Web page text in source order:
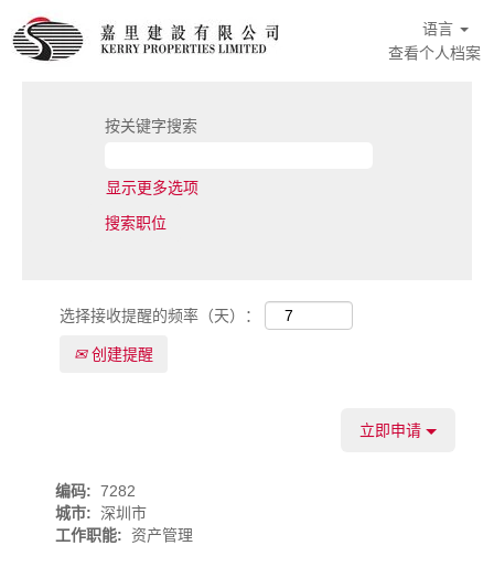
语言
查看个人档案
按关键字搜索
显示更多选项
选择接收提醒的频率（天）：
创建提醒
立即申请
编码: 7282
城市: 深圳市
工作职能: 资产管理